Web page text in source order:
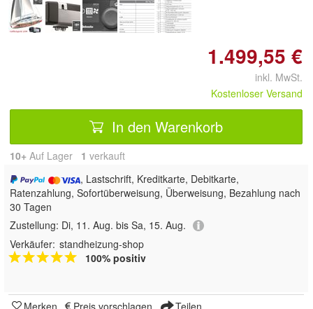
1.499,55 €
inkl. MwSt.
Kostenloser Versand
In den Warenkorb
10+ Auf Lager 1 verkauft
, Lastschrift, Kreditkarte, Debitkarte,
Ratenzahlung, Sofortüberweisung, Überweisung, Bezahlung nach
30 Tagen
Zustellung: Di, 11. Aug. bis Sa, 15. Aug.
Verkäufer: standheizung-shop
100% positiv